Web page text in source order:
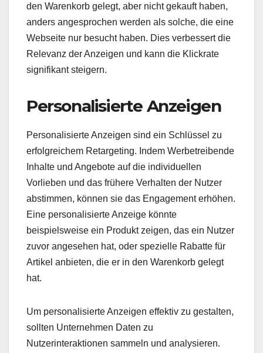
den Warenkorb gelegt, aber nicht gekauft haben,
anders angesprochen werden als solche, die eine
Webseite nur besucht haben. Dies verbessert die
Relevanz der Anzeigen und kann die Klickrate
signifikant steigern.
Personalisierte Anzeigen
Personalisierte Anzeigen sind ein Schlüssel zu
erfolgreichem Retargeting. Indem Werbetreibende
Inhalte und Angebote auf die individuellen
Vorlieben und das frühere Verhalten der Nutzer
abstimmen, können sie das Engagement erhöhen.
Eine personalisierte Anzeige könnte
beispielsweise ein Produkt zeigen, das ein Nutzer
zuvor angesehen hat, oder spezielle Rabatte für
Artikel anbieten, die er in den Warenkorb gelegt
hat.
Um personalisierte Anzeigen effektiv zu gestalten,
sollten Unternehmen Daten zu
Nutzerinteraktionen sammeln und analysieren.